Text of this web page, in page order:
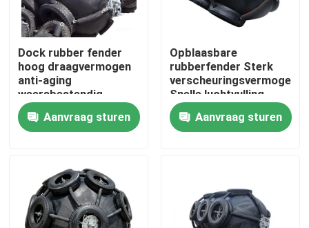
Thuis
Producten
Video's
Over ons
Fabriekstocht
Dock rubber fender
hoog draagvermogen
anti-aging
weersbestendig
Aanvraag sturen
Opblaasbare
rubberfender Sterk
verscheuringsvermogen
Snelle luchtvulling
Lange levensduur
Aanvraag sturen